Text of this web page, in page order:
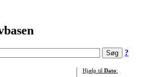
?
Hjælp til Dato: